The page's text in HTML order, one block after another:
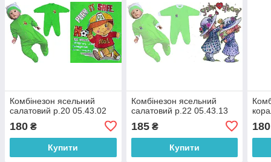
Комбінезон ясельний
салатовий р.20 05.43.02
180 ₴
Купити
Комбінезон ясельний
салатовий р.22 05.43.13
185₴
Купити
180